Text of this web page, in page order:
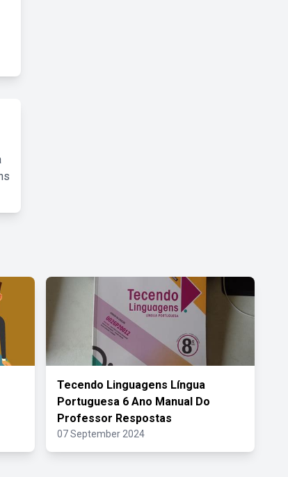
Tecendo Linguagens Língua
Portuguesa 6 Ano Manual Do
Professor Respostas
07 September 2024